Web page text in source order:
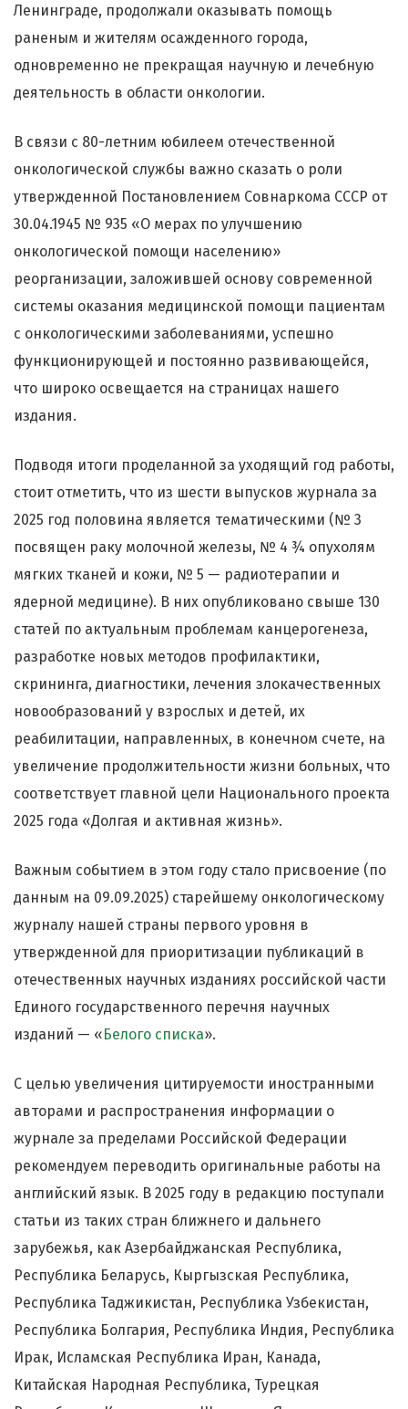
Ленинграде, продолжали оказывать помощь
раненым и жителям осажденного города,
одновременно не прекращая научную и лечебную
деятельность в области онкологии.
В связи с 80-летним юбилеем отечественной
онкологической службы важно сказать о роли
утвержденной Постановлением Совнаркома СССР от
30.04.1945 № 935 «О мерах по улучшению
онкологической помощи населению»
реорганизации, заложившей основу современной
системы оказания медицинской помощи пациентам
с онкологическими заболеваниями, успешно
функционирующей и постоянно развивающейся,
что широко освещается на страницах нашего
издания.
Подводя итоги проделанной за уходящий год работы,
стоит отметить, что из шести выпусков журнала за
2025 год половина является тематическими (№ 3
посвящен раку молочной железы, № 4 ¾ опухолям
мягких тканей и кожи, № 5 — радиотерапии и
ядерной медицине). В них опубликовано свыше 130
статей по актуальным проблемам канцерогенеза,
разработке новых методов профилактики,
скрининга, диагностики, лечения злокачественных
новообразований у взрослых и детей, их
реабилитации, направленных, в конечном счете, на
увеличение продолжительности жизни больных, что
соответствует главной цели Национального проекта
2025 года «Долгая и активная жизнь».
Важным событием в этом году стало присвоение (по
данным на 09.09.2025) старейшему онкологическому
журналу нашей страны первого уровня в
утвержденной для приоритизации публикаций в
отечественных научных изданиях российской части
Единого государственного перечня научных
изданий — «Белого списка».
С целью увеличения цитируемости иностранными
авторами и распространения информации о
журнале за пределами Российской Федерации
рекомендуем переводить оригинальные работы на
английский язык. В 2025 году в редакцию поступали
статьи из таких стран ближнего и дальнего
зарубежья, как Азербайджанская Республика,
Республика Беларусь, Кыргызская Республика,
Республика Таджикистан, Республика Узбекистан,
Республика Болгария, Республика Индия, Республика
Ирак, Исламская Республика Иран, Канада,
Китайская Народная Республика, Турецкая